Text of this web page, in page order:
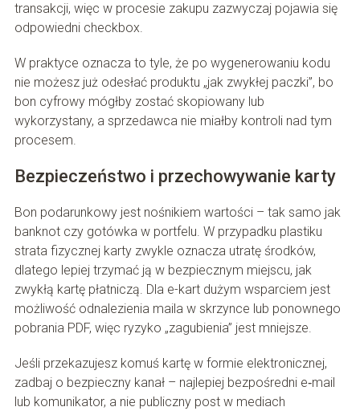
transakcji, więc w procesie zakupu zazwyczaj pojawia się
odpowiedni checkbox.
W praktyce oznacza to tyle, że po wygenerowaniu kodu
nie możesz już odesłać produktu „jak zwykłej paczki”, bo
bon cyfrowy mógłby zostać skopiowany lub
wykorzystany, a sprzedawca nie miałby kontroli nad tym
procesem.
Bezpieczeństwo i przechowywanie karty
Bon podarunkowy jest nośnikiem wartości – tak samo jak
banknot czy gotówka w portfelu. W przypadku plastiku
strata fizycznej karty zwykle oznacza utratę środków,
dlatego lepiej trzymać ją w bezpiecznym miejscu, jak
zwykłą kartę płatniczą. Dla e-kart dużym wsparciem jest
możliwość odnalezienia maila w skrzynce lub ponownego
pobrania PDF, więc ryzyko „zagubienia” jest mniejsze.
Jeśli przekazujesz komuś kartę w formie elektronicznej,
zadbaj o bezpieczny kanał – najlepiej bezpośredni e‑mail
lub komunikator, a nie publiczny post w mediach